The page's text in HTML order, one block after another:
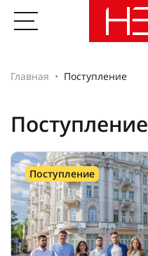
Главная Поступление
Поступление
Поступление